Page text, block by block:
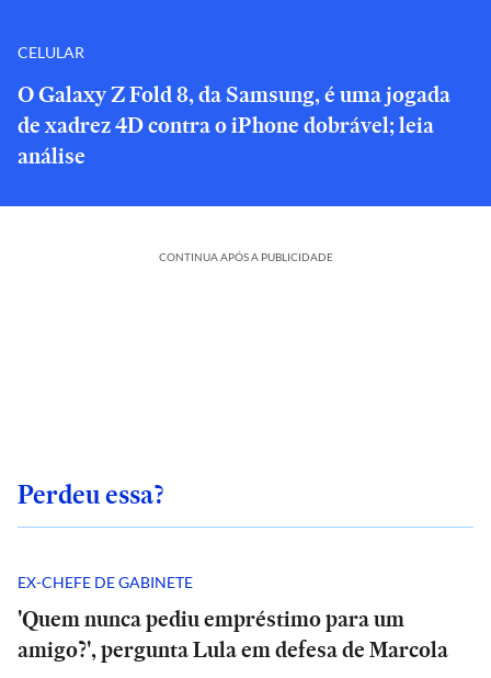
CELULAR
O Galaxy Z Fold 8, da Samsung, é uma jogada
de xadrez 4D contra o iPhone dobrável; leia
análise
CONTINUA APÓS A PUBLICIDADE
Perdeu essa?
EX-CHEFE DE GABINETE
'Quem nunca pediu empréstimo para um
amigo?', pergunta Lula em defesa de Marcola